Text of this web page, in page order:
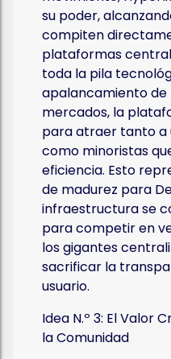
su poder,
compiten
plataformas
toda la pila
apalancamiento de
mercados, la
para atraer tanto a
como minoristas
eficiencia. Esto
de madurez para
infraestructura se
para competir en
los gigantes
sacrificar la
usuario.
Idea N.º 3: El Valor
la Comunidad